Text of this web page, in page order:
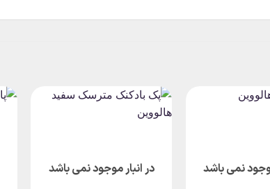
نمی باشد در انبار موجود نمی باشد